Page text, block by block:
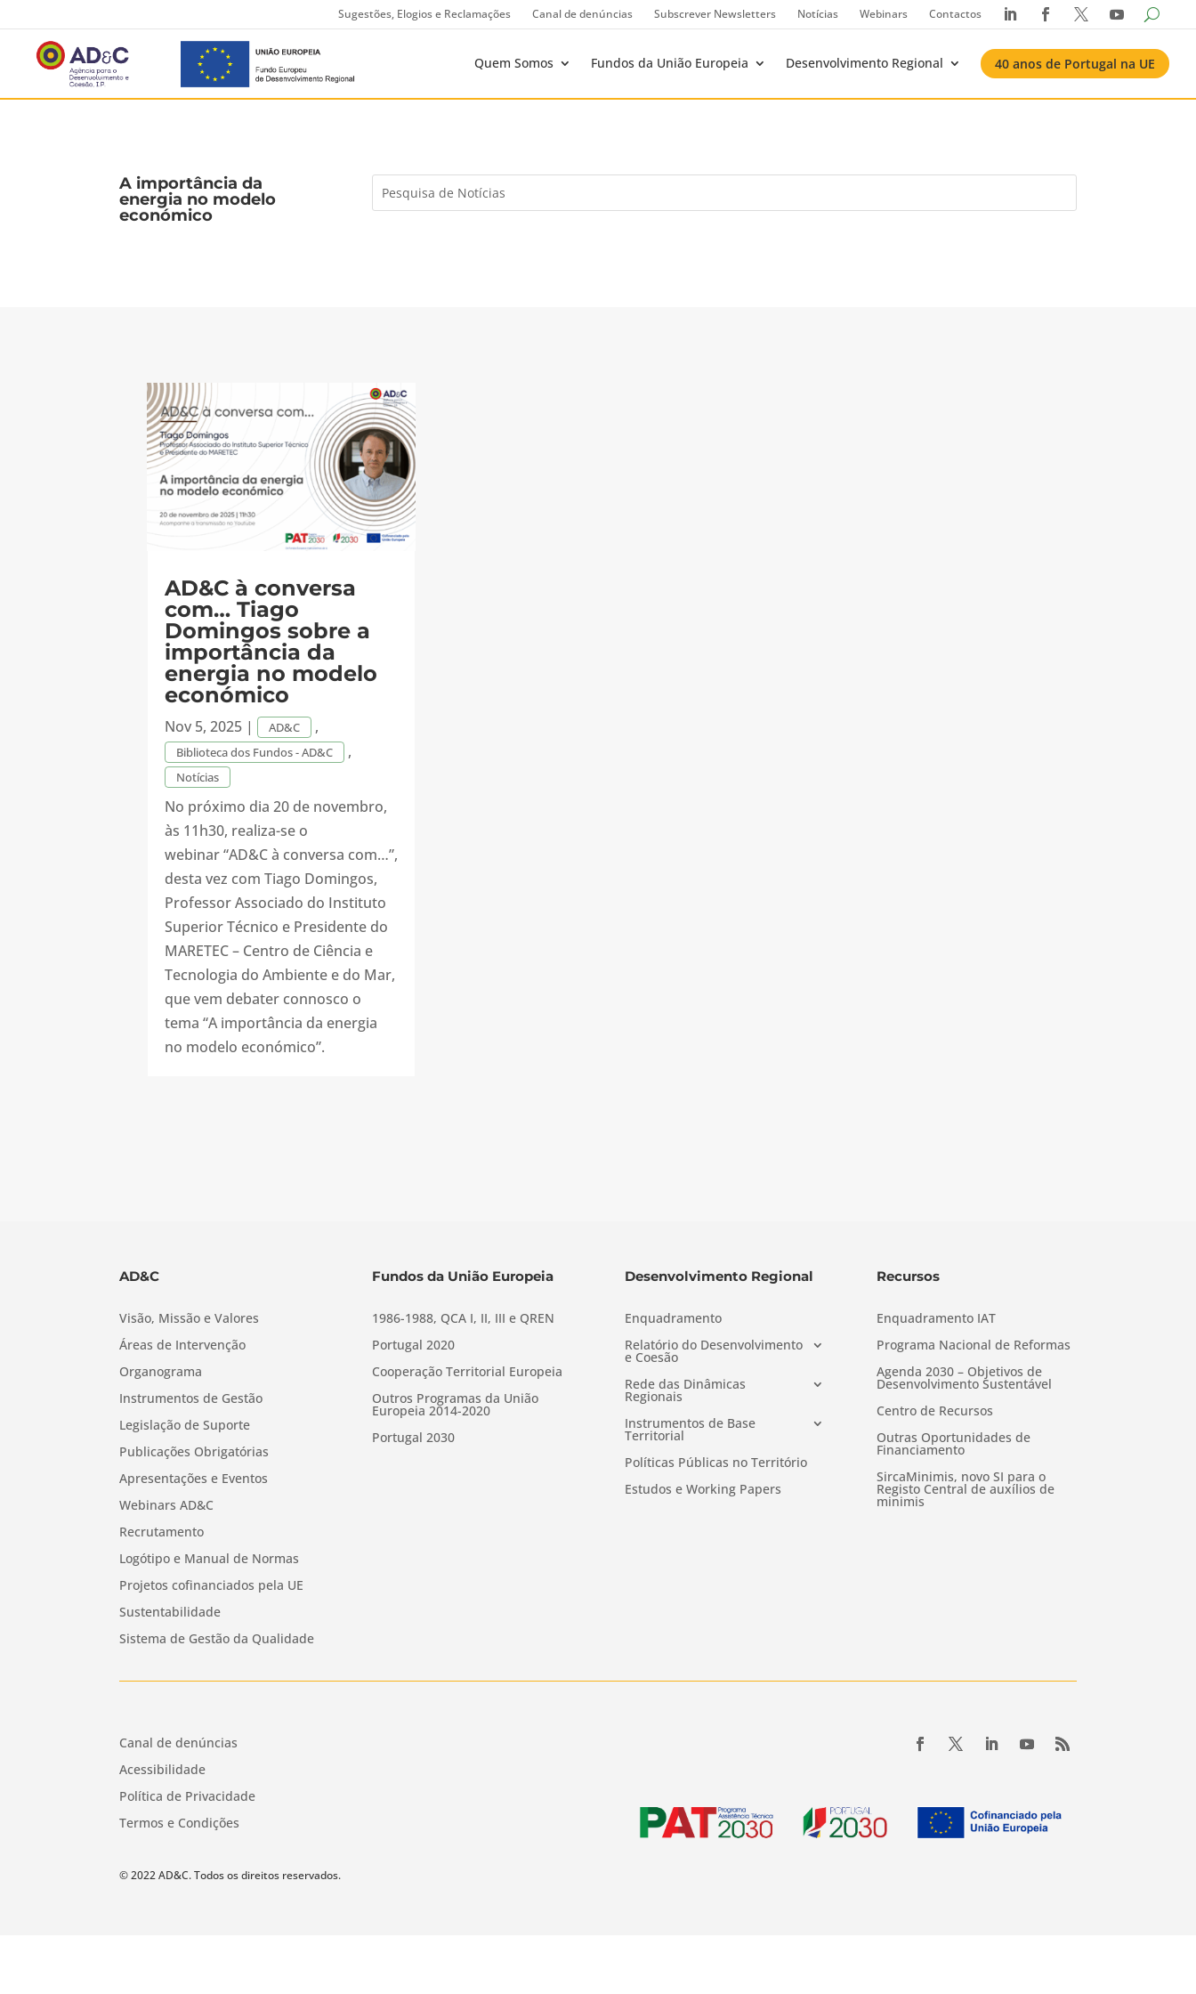
Sugestões, Elogios e Reclamações Canal de denúncias Subscrever Newsletters Notícias Webinars Contactos    
Quem Somos Fundos da União Europeia Desenvolvimento Regional 40 anos de Portugal na UE
A importância da
energia no modelo
económico
AD&C à conversa
com… Tiago
Domingos sobre a
importância da
energia no modelo
económico
Nov 5, 2025 | AD&C ,
Biblioteca dos Fundos - AD&C ,
Notícias
No próximo dia 20 de novembro,
às 11h30, realiza-se o
webinar “AD&C à conversa com…”,
desta vez com Tiago Domingos,
Professor Associado do Instituto
Superior Técnico e Presidente do
MARETEC – Centro de Ciência e
Tecnologia do Ambiente e do Mar,
que vem debater connosco o
tema “A importância da energia
no modelo económico”.
AD&C
Visão, Missão e Valores
Áreas de Intervenção
Organograma
Instrumentos de Gestão
Legislação de Suporte
Publicações Obrigatórias
Apresentações e Eventos
Webinars AD&C
Recrutamento
Logótipo e Manual de Normas
Projetos cofinanciados pela UE
Sustentabilidade
Sistema de Gestão da Qualidade
Fundos da União Europeia
1986-1988, QCA I, II, III e QREN
Portugal 2020
Cooperação Territorial Europeia
Outros Programas da União
Europeia 2014-2020
Portugal 2030
Desenvolvimento Regional
Enquadramento
Relatório do Desenvolvimento
e Coesão
Rede das Dinâmicas
Regionais
Instrumentos de Base
Territorial
Políticas Públicas no Território
Estudos e Working Papers
Recursos
Enquadramento IAT
Programa Nacional de Reformas
Agenda 2030 – Objetivos de
Desenvolvimento Sustentável
Centro de Recursos
Outras Oportunidades de
Financiamento
SircaMinimis, novo SI para o
Registo Central de auxílios de
minimis
Canal de denúncias
Acessibilidade
Política de Privacidade
Termos e Condições
© 2022 AD&C. Todos os direitos reservados.